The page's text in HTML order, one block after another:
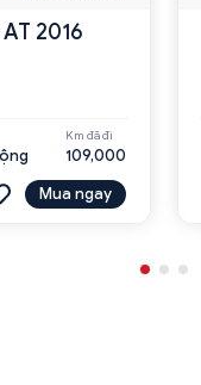
2016
Km đã đi
109,000
Mua ngay